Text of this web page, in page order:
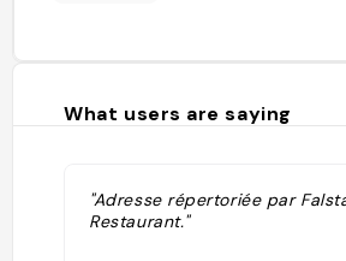
What users are saying
"Adresse répertoriée par
Restaurant."